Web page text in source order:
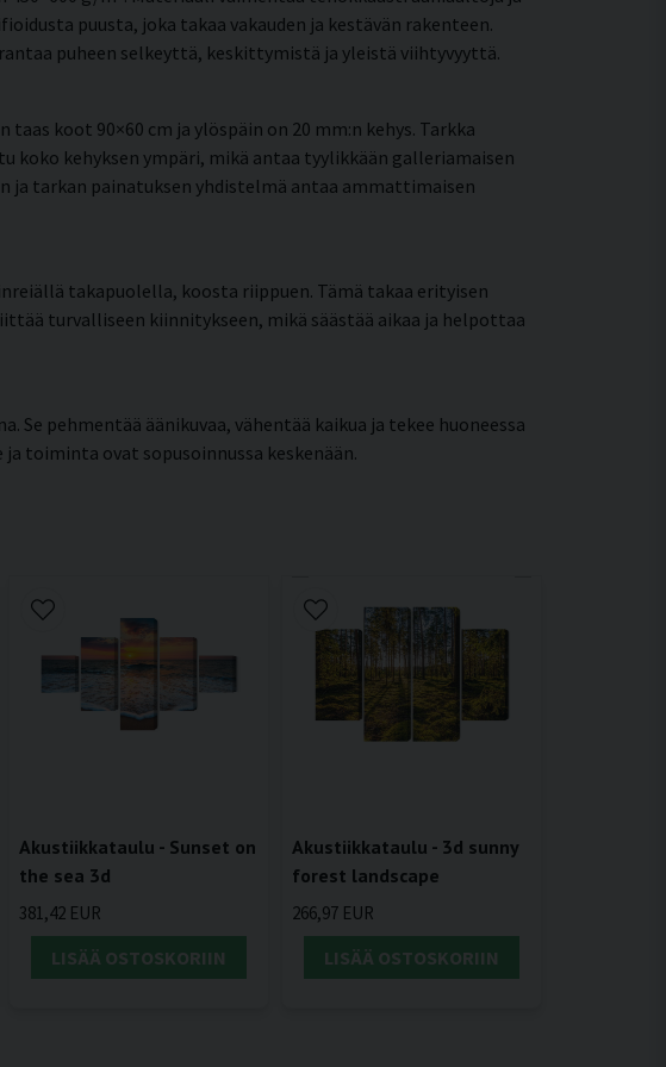
puusta, joka takaa vakauden ja kestävän rakenteen.
puheen selkeyttä, keskittymistä ja yleistä viihtyvyyttä.
koot 90×60 cm ja ylöspäin on 20 mm:n kehys. Tarkka
koko kehyksen ympäri, mikä antaa tyylikkään galleriamaisen
ja tarkan painatuksen yhdistelmä antaa ammattimaisen
takapuolella, koosta riippuen. Tämä takaa erityisen
turvalliseen kiinnitykseen, mikä säästää aikaa ja helpottaa
pehmentää äänikuvaa, vähentää kaikua ja tekee huoneessa
toiminta ovat sopusoinnussa keskenään.
Akustiikkataulu - Sunset on
the sea 3d
381,42 EUR
LISÄÄ OSTOSKORIIN
Akustiikkataulu - 3d sunny
forest landscape
266,97 EUR
LISÄÄ OSTOSKORIIN